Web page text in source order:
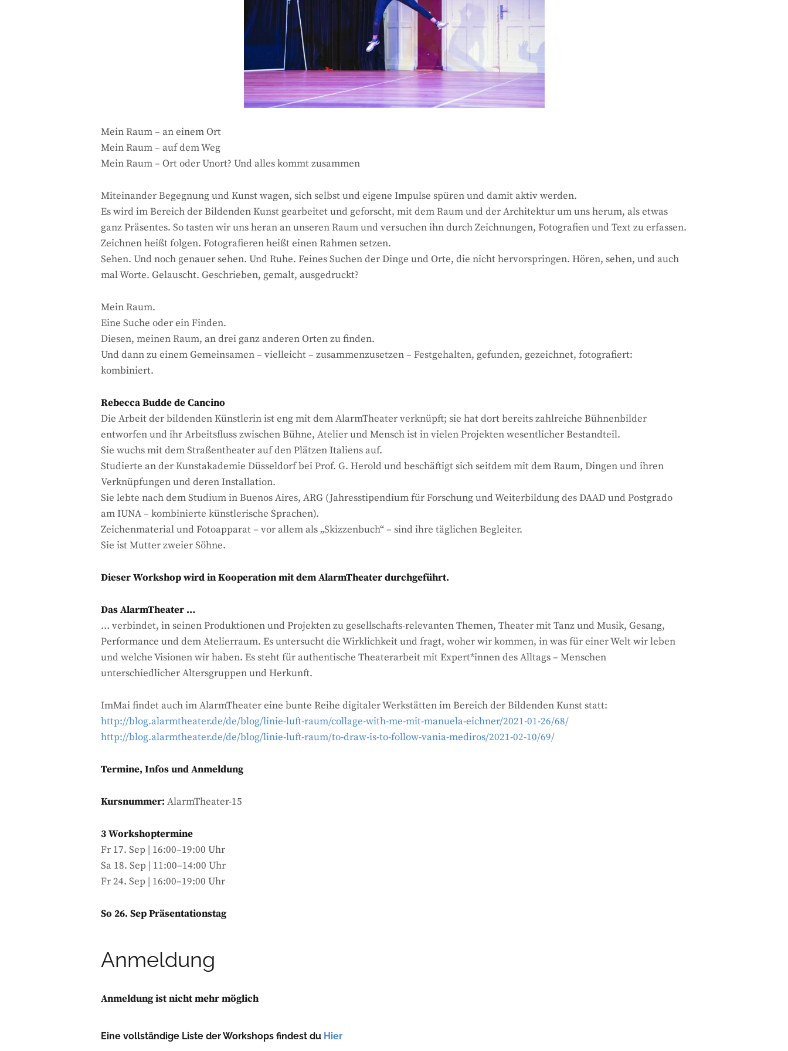
Mein Raum – an einem Ort
Mein Raum – auf dem Weg
Mein Raum – Ort oder Unort? Und alles kommt zusammen
Miteinander Begegnung und Kunst wagen, sich selbst und eigene Impulse spüren und damit aktiv werden.
Es wird im Bereich der Bildenden Kunst gearbeitet und geforscht, mit dem Raum und der Architektur um uns herum, als etwas
ganz Präsentes. So tasten wir uns heran an unseren Raum und versuchen ihn durch Zeichnungen, Fotografien und Text zu erfassen.
Zeichnen heißt folgen. Fotografieren heißt einen Rahmen setzen.
Sehen. Und noch genauer sehen. Und Ruhe. Feines Suchen der Dinge und Orte, die nicht hervorspringen. Hören, sehen, und auch
mal Worte. Gelauscht. Geschrieben, gemalt, ausgedruckt?
Mein Raum.
Eine Suche oder ein Finden.
Diesen, meinen Raum, an drei ganz anderen Orten zu finden.
Und dann zu einem Gemeinsamen – vielleicht – zusammenzusetzen – Festgehalten, gefunden, gezeichnet, fotografiert:
kombiniert.
Rebecca Budde de Cancino
Die Arbeit der bildenden Künstlerin ist eng mit dem AlarmTheater verknüpft; sie hat dort bereits zahlreiche Bühnenbilder
entworfen und ihr Arbeitsfluss zwischen Bühne, Atelier und Mensch ist in vielen Projekten wesentlicher Bestandteil.
Sie wuchs mit dem Straßentheater auf den Plätzen Italiens auf.
Studierte an der Kunstakademie Düsseldorf bei Prof. G. Herold und beschäftigt sich seitdem mit dem Raum, Dingen und ihren
Verknüpfungen und deren Installation.
Sie lebte nach dem Studium in Buenos Aires, ARG (Jahresstipendium für Forschung und Weiterbildung des DAAD und Postgrado
am IUNA – kombinierte künstlerische Sprachen).
Zeichenmaterial und Fotoapparat – vor allem als „Skizzenbuch“ – sind ihre täglichen Begleiter.
Sie ist Mutter zweier Söhne.
Dieser Workshop wird in Kooperation mit dem AlarmTheater durchgeführt.
Das AlarmTheater …
… verbindet, in seinen Produktionen und Projekten zu gesellschafts-relevanten Themen, Theater mit Tanz und Musik, Gesang,
Performance und dem Atelierraum. Es untersucht die Wirklichkeit und fragt, woher wir kommen, in was für einer Welt wir leben
und welche Visionen wir haben. Es steht für authentische Theaterarbeit mit Expert*innen des Alltags – Menschen
unterschiedlicher Altersgruppen und Herkunft.
ImMai findet auch im AlarmTheater eine bunte Reihe digitaler Werkstätten im Bereich der Bildenden Kunst statt:
http://blog.alarmtheater.de/de/blog/linie-luft-raum/collage-with-me-mit-manuela-eichner/2021-01-26/68/
http://blog.alarmtheater.de/de/blog/linie-luft-raum/to-draw-is-to-follow-vania-mediros/2021-02-10/69/
Termine, Infos und Anmeldung
Kursnummer: AlarmTheater-15
3 Workshoptermine
Fr 17. Sep | 16:00–19:00 Uhr
Sa 18. Sep | 11:00–14:00 Uhr
Fr 24. Sep | 16:00–19:00 Uhr
So 26. Sep Präsentationstag
Anmeldung
Anmeldung ist nicht mehr möglich
Eine vollständige Liste der Workshops findest du Hier